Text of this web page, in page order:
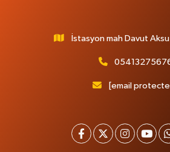
İstasyon mah Davut
[email